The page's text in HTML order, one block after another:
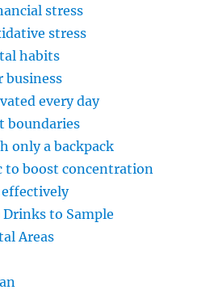
stress
stress
habits
business
every day
boundaries
only a backpack
to boost concentration
effectively
to Sample
Areas